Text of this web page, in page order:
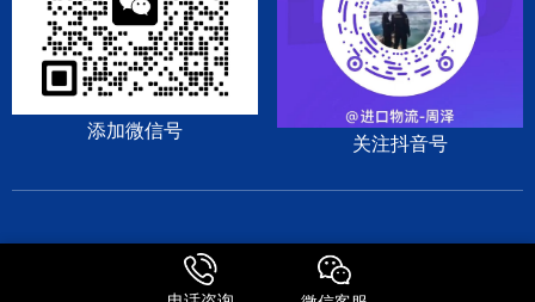
添加微信号 关注抖音号
日本专线美国专线